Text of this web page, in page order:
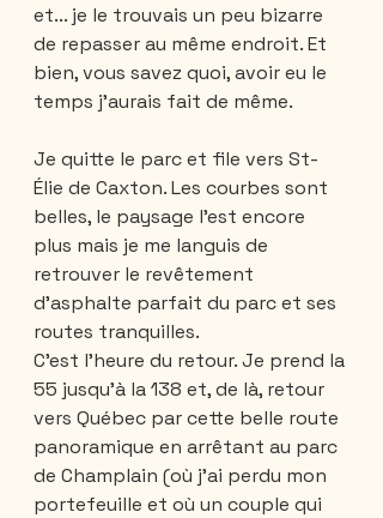
et... je le trouvais un peu bizarre
de repasser au même endroit. Et
bien, vous savez quoi, avoir eu le
temps j’aurais fait de même.
Je quitte le parc et file vers St-
Élie de Caxton. Les courbes sont
belles, le paysage l’est encore
plus mais je me languis de
retrouver le revêtement
d’asphalte parfait du parc et ses
routes tranquilles.
C’est l’heure du retour. Je prend la
55 jusqu’à la 138 et, de là, retour
vers Québec par cette belle route
panoramique en arrêtant au parc
de Champlain (où j’ai perdu mon
portefeuille et où un couple qui